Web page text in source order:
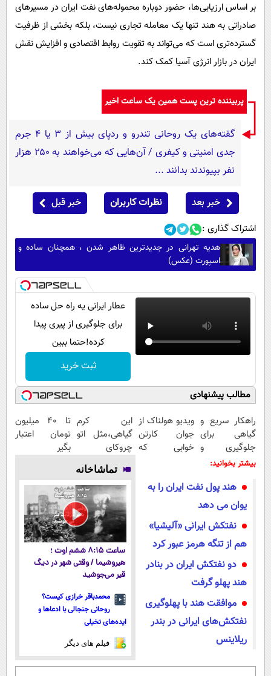
بر اساس ارزیابی‌ها، حضور دوباره محموله‌های نفت ایران در مسیرهای
صادراتی به هند تنها یک معامله تجاری نیست، بلکه بخشی از ظرفیت
گسترده‌تری است که می‌تواند به تقویت روابط اقتصادی و افزایش نقش
ایران در بازار انرژی آسیا کمک کند.
پربیننده ترین پست همین یک ساعت اخیر
گفته‌های یک روحانی تندرو و ردپای بیش از ۳ یا ۴ جرم
جدی امنیتی و کیفری / آن‌هایی که می‌خواهند به ۲۵۰ هزار
نفر بپیوندند بدانند ...
خبر بعد نظرات کاربران خبر قبل
اشتراک گذاری :
هدیه تهرانی در جدیدترین ظاهر شدن ، همچنان ساده و
اسپورت (عکس)
عطار ایرانی یه راه حل ساده
برای جلوگیری از پیری پیدا
کرده!حتما ببین
ثبت خرید
مطالب پیشنهادی
راهکار سریع و
گیاهی برای
جلوگیری و
درمان پیری
ویدیو هولناک از
جوان کارتن
خوابی که
این کرم
گیاهی،مثل اتو
چروکای
پوستتوصاف
میکنه!50%تخفیف
تا ۴۰ میلیون
تومان اعتبار
بگیر
بیشتر بخوانید:
هند پول نفت ایران را به
یوان می دهد
نفتکش ایرانی «آلیشیا»
هم از تنگه هرمز عبور کرد
دو نفتکش ایران در بنادر
هند پهلو گرفت
موافقت هند با پهلوگیری
نفتکش‌های ایرانی در بندر
ریلاینس
تماشاخانه
ساعت ۸:۱۵ ششم اوت ؛
هیروشیما / وقتی شهر در دیگ
قیر می‌جوشید
محمدباقر خرازی کیست؟
روحانی جنجالی با ادعاها و
ایده‌های تخیلی
فیلم های دیگر